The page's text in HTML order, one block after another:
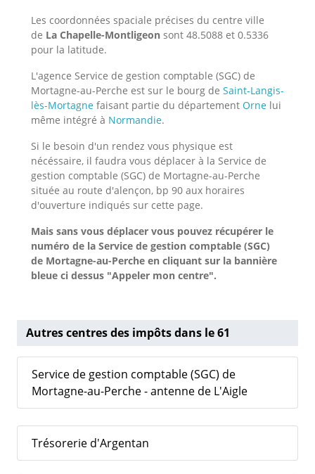
Les coordonnées spaciale précises du centre ville
de La Chapelle-Montligeon sont 48.5088 et 0.5336
pour la latitude.
L'agence Service de gestion comptable (SGC) de
Mortagne-au-Perche est sur le bourg de Saint-Langis-
lès-Mortagne faisant partie du département Orne lui
même intégré à Normandie.
Si le besoin d'un rendez vous physique est
nécéssaire, il faudra vous déplacer à la Service de
gestion comptable (SGC) de Mortagne-au-Perche
située au route d'alençon, bp 90 aux horaires
d'ouverture indiqués sur cette page.
Mais sans vous déplacer vous pouvez récupérer le
numéro de la Service de gestion comptable (SGC)
de Mortagne-au-Perche en cliquant sur la bannière
bleue ci dessus "Appeler mon centre".
Autres centres des impôts dans le 61
Service de gestion comptable (SGC) de
Mortagne-au-Perche - antenne de L'Aigle
Trésorerie d'Argentan